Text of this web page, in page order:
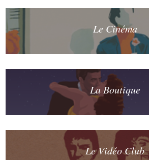
Le Cinéma
La Boutique
Le Vidéo Club